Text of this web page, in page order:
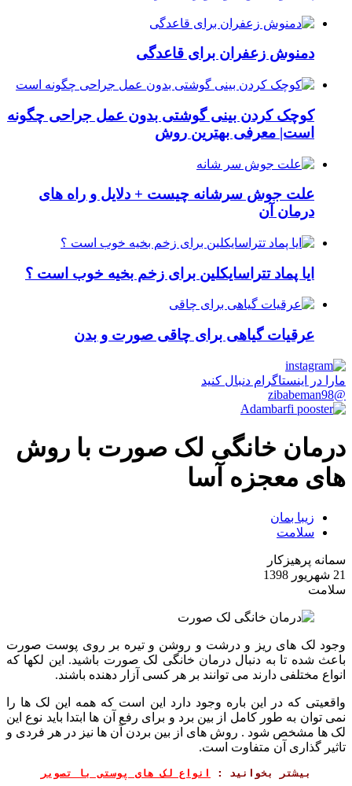
دمنوش زعفران برای قاعدگی
کوچک کردن بینی گوشتی بدون عمل جراحی چگونه
است| معرفی بهترین روش
علت جوش سرشانه چیست + دلایل و راه های
درمان آن
ایا پماد تتراسایکلین برای زخم بخیه خوب است ؟
عرقیات گیاهی برای چاقی صورت و بدن
مارا در اینستاگرام دنبال کنید
@zibabeman98
درمان خانگی لک صورت با روش
های معجزه آسا
زیبا بمان
سلامت
سمانه پرهیزکار
21 شهریور 1398
سلامت
وجود لک های ریز و درشت و روشن و تیره بر روی پوست صورت
باعث شده تا به دنبال درمان خانگی لک صورت باشید. این لکها که
انواع مختلفی دارند می توانند بر هر کسی آزار دهنده باشند.
واقعیتی که در این باره وجود دارد این است که همه این لک ها را
نمی توان به طور کامل از بین برد و برای رفع آن ها ابتدا باید نوع این
لک ها مشخص شود . روش های از بین بردن آن ها نیز در هر فردی و
تاثیر گذاری آن متفاوت است.
بیشتر بخوانید : انواع لک های پوستی با تصویر